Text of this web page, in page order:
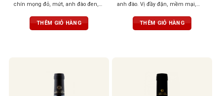
chín mọng đỏ, mứt, anh đào đen,
cacao. Hương vị ngọt ngào, ấm áp
mà mềm mại. kết thúc được bao
THÊM GIỎ HÀNG
anh đào. Vị đầy đặn, mềm mại,
THÊM GIỎ HÀNG